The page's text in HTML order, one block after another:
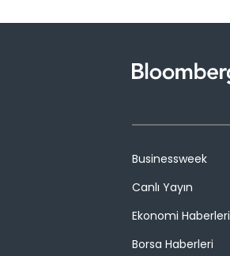
Businessweek
Canlı Yayın
Ekonomi Haberleri
Borsa Haberleri